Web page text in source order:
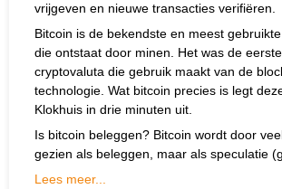
vrijgeven en nieuwe transacties verifiëren.
Bitcoin is de bekendste en meest
die ontstaat door minen. Het was de
cryptovaluta die gebruik maakt van de
technologie. Wat bitcoin precies is legt
Klokhuis in drie minuten uit.
Is bitcoin beleggen? Bitcoin wordt door
gezien als beleggen, maar als speculatie
Lees meer...